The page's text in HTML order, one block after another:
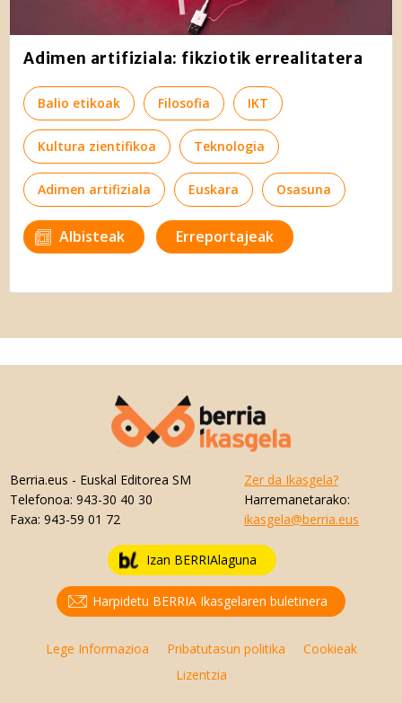
Adimen artifiziala: fikziotik errealitatera
Balio etikoak Filosofia IKT
Kultura zientifikoa Teknologia
Adimen artifiziala Euskara Osasuna
Albisteak Erreportajeak
Berria.eus - Euskal Editorea SM
Telefonoa: 943-30 40 30
Faxa: 943-59 01 72
Zer da Ikasgela?
Harremanetarako:
ikasgela@berria.eus
Izan BERRIAlaguna
Harpidetu BERRIA Ikasgelaren buletinera
Lege Informazioa Pribatutasun politika
Cookieak
Lizentzia